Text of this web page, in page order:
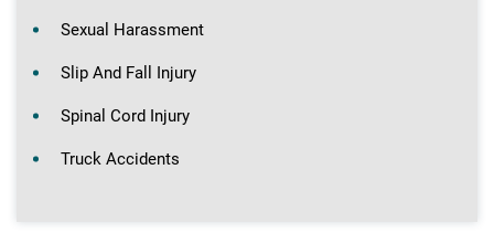
Sexual Harassment
Slip And Fall Injury
Spinal Cord Injury
Truck Accidents